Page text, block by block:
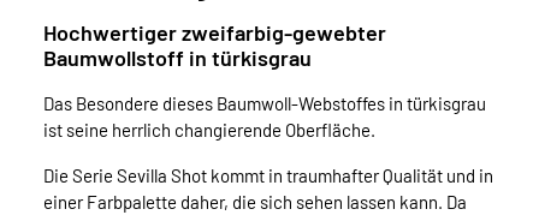
Hochwertiger zweifarbig-gewebter
Baumwollstoff in türkisgrau
Das Besondere dieses Baumwoll-Webstoffes in türkisgrau
ist seine herrlich changierende Oberfläche.
Die Serie Sevilla Shot kommt in traumhafter Qualität und in
einer Farbpalette daher, die sich sehen lassen kann. Da